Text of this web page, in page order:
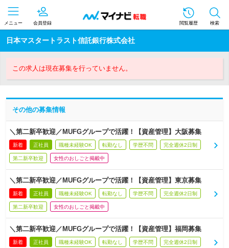
メニュー 会員登録 閲覧履歴 検索
日本マスタートラスト信託銀行株式会社
この求人は現在募集を行っていません。
その他の募集情報
＼第二新卒歓迎／MUFGグループで活躍！【資産管理】大阪募集
新着 正社員 職種未経験OK 転勤なし 学歴不問 完全週休2日制
第二新卒歓迎 女性のおしごと掲載中
＼第二新卒歓迎／MUFGグループで活躍！【資産管理】東京募集
新着 正社員 職種未経験OK 転勤なし 学歴不問 完全週休2日制
第二新卒歓迎 女性のおしごと掲載中
＼第二新卒歓迎／MUFGグループで活躍！【資産管理】福岡募集
新着 正社員 職種未経験OK 転勤なし 学歴不問 完全週休2日制